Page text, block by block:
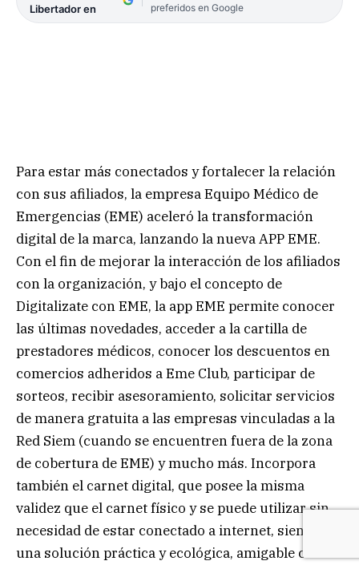
Libertador en
preferidos en Google
Para estar más conectados y fortalecer la relación
con sus afiliados, la empresa Equipo Médico de
Emergencias (EME) aceleró la transformación
digital de la marca, lanzando la nueva APP EME.
Con el fin de mejorar la interacción de los afiliados
con la organización, y bajo el concepto de
Digitalizate con EME, la app EME permite conocer
las últimas novedades, acceder a la cartilla de
prestadores médicos, conocer los descuentos en
comercios adheridos a Eme Club, participar de
sorteos, recibir asesoramiento, solicitar servicios
de manera gratuita a las empresas vinculadas a la
Red Siem (cuando se encuentren fuera de la zona
de cobertura de EME) y mucho más. Incorpora
también el carnet digital, que posee la misma
validez que el carnet físico y se puede utilizar sin
necesidad de estar conectado a internet, siendo
una solución práctica y ecológica, amigable con el